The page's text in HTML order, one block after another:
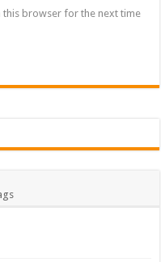
this browser for the next time